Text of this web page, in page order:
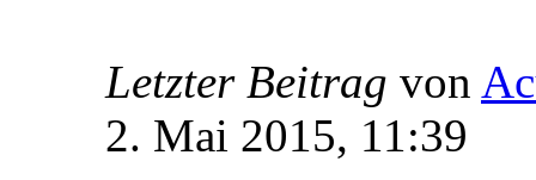
Letzter Beitrag von
2. Mai 2015, 11:39